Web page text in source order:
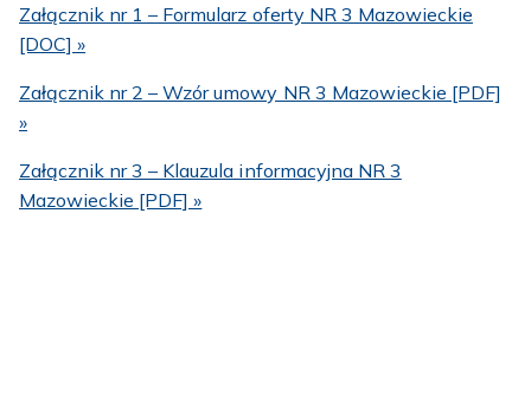
Załącznik nr 1 – Formularz oferty NR 3 Mazowieckie
[DOC] »
Załącznik nr 2 – Wzór umowy NR 3 Mazowieckie [PDF]
»
Załącznik nr 3 – Klauzula informacyjna NR 3
Mazowieckie [PDF] »